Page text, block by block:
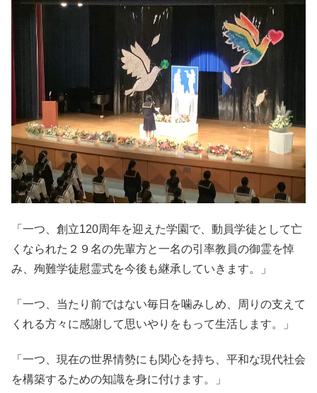
「一つ、創立120周年を迎えた学園で、動員学徒として亡
くなられた２９名の先輩方と一名の引率教員の御霊を悼
み、殉難学徒慰霊式を今後も継承していきます。」
「一つ、当たり前ではない毎日を噛みしめ、周りの支えて
くれる方々に感謝して思いやりをもって生活します。」
「一つ、現在の世界情勢にも関心を持ち、平和な現代社会
を構築するための知識を身に付けます。」